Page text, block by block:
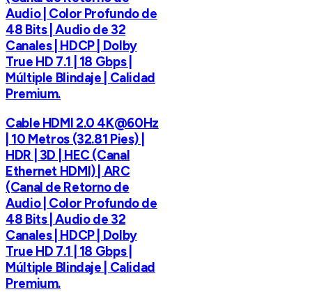
Audio | Color Profundo de
48 Bits | Audio de 32
Canales | HDCP | Dolby
True HD 7.1 | 18 Gbps |
Múltiple Blindaje | Calidad
Premium.
Cable HDMI 2.0 4K@60Hz
| 10 Metros (32.81 Pies) |
HDR | 3D | HEC (Canal
Ethernet HDMI) | ARC
(Canal de Retorno de
Audio | Color Profundo de
48 Bits | Audio de 32
Canales | HDCP | Dolby
True HD 7.1 | 18 Gbps |
Múltiple Blindaje | Calidad
Premium.